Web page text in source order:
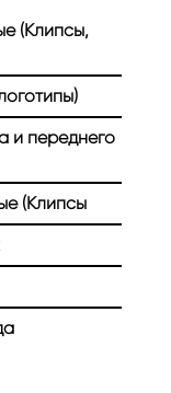
(Клипсы,
и переднего
(Клипсы